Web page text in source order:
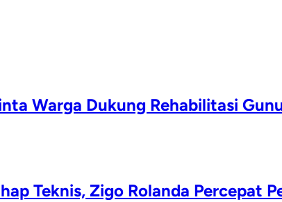
Warga Dukung Rehabilitasi
Teknis, Zigo Rolanda Percepat